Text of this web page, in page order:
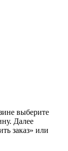
выберите
Далее
заказ» или